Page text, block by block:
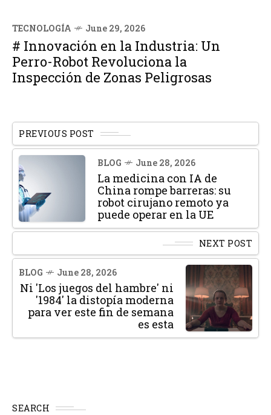
TECNOLOGÍA June 29, 2026
# Innovación en la Industria: Un
Perro-Robot Revoluciona la
Inspección de Zonas Peligrosas
PREVIOUS POST
BLOG June 28, 2026
La medicina con IA de
China rompe barreras: su
robot cirujano remoto ya
puede operar en la UE
NEXT POST
BLOG June 28, 2026
Ni 'Los juegos del hambre' ni
'1984' la distopía moderna
para ver este fin de semana
es esta
SEARCH